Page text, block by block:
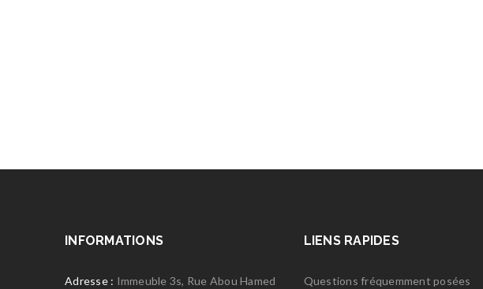
INFORMATIONS
Adresse : Immeuble 3s, Rue Abou Hamed
LIENS RAPIDES
Questions fréquemment posées